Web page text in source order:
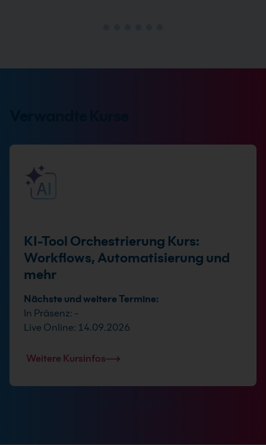
KI-Tool Orchestrierung Kurs:
Workflows, Automatisierung und
mehr
Nächste und weitere Termine:
In Präsenz: -
Live Online: 14.09.2026
Weitere Kursinfos